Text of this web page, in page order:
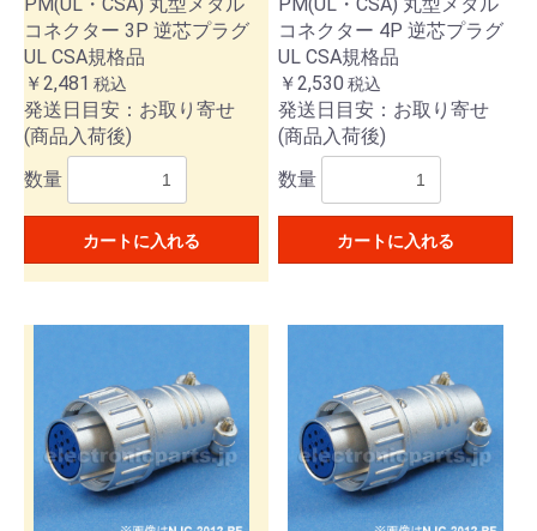
コネクター 3P 逆芯プラグ
UL CSA規格品
￥2,481 税込
発送日目安：お取り寄せ
(商品入荷後)
数量
カートに入れる
コネクター 4P 逆芯プラグ
UL CSA規格品
￥2,530 税込
発送日目安：お取り寄せ
(商品入荷後)
数量
カートに入れる